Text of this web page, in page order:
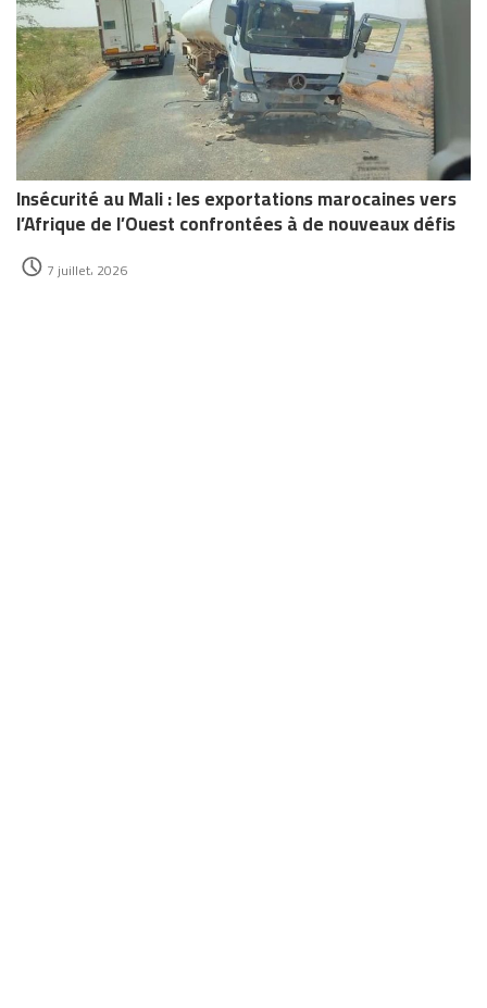
Insécurité au Mali : les exportations marocaines vers
l’Afrique de l’Ouest confrontées à de nouveaux défis
7 juillet، 2026